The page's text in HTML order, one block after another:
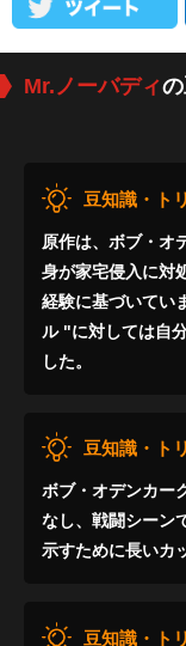
Mr.ノーバディ
豆知識・ト
原作は、ボブ・オ
身が家宅侵入に対
経験に基づいてい
ル "に対しては自
した。
豆知識・ト
ボブ・オデンカー
なし、戦闘シーン
示すために長いカ
豆知識・ト